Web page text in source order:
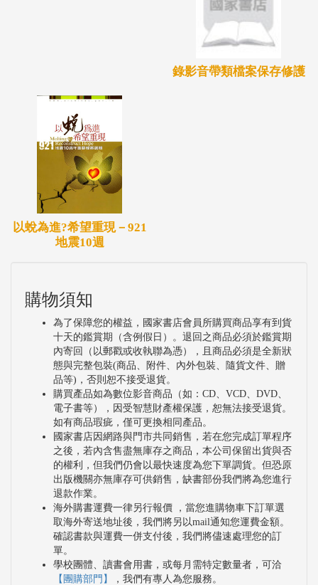
錄影音帶類檔案保存修護
以蛻為進?希望重現－921
地震10週
購物須知
為了保障您的權益，國家書店會員所購買商品享有到貨
十天的鑑賞期（含例假日）。退回之商品必須於鑑賞期
內寄回（以郵戳或收執聯為憑），且商品必須是全新狀
態與完整包裝(商品、附件、內外包裝、隨貨文件、贈
品等)，否則恕不接受退貨。
購買產品如為數位影音商品（如：CD、VCD、DVD、
電子書等），因受智慧財產權保護，恕無法接受退貨。
如有商品瑕疵，僅可更換相同產品。
國家書店因網路與門市共同銷售，若在您完成訂單程序
之後，若內含售盡無庫存之商品，本公司保留出貨與否
的權利，但我們仍會以最快速度為您下單調貨。但恐原
出版機關亦無庫存可供銷售，缺書部份我們將為您進行
退款作業。
海外購書運費一律另行報價 ，當您進購物車下訂單選
取海外寄送地址後，我們將另以mail通知您運費金額。
確認書款與運費一併支付後，我們將儘速處理您的訂
單。
學校團體、讀書會用書，或每月需特定數量者，可洽
【團購部門】
，我們有專人為您服務。